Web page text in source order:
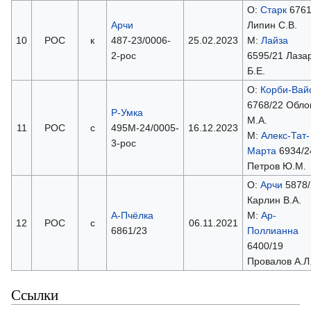
10 РОС к
Арчи
487-23/0006-
2-рос
25.02.2023
О: Старк
Липин С.В.
М: Лайза
6595/21
Б.Е.
11 РОС с
Р-Умка
495М-24/0005-
3-рос
16.12.2023
О: Корби-
6768/22
М.А.
М: Алекс-Тат-
Марта 6934/
Петров Ю.М.
12 РОС с
А-Пчёлка
6861/23
06.11.2021
О: Арчи
Карлин В.А.
М: Ар-
Поллианна
6400/19
Провалов
Ссылки